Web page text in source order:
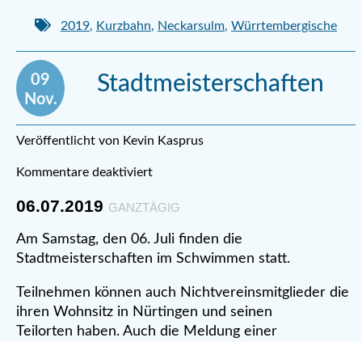
2019, Kurzbahn, Neckarsulm, Würrtembergische
09
Nov.
Stadtmeisterschaften
Veröffentlicht von Kevin Kasprus
Kommentare deaktiviert
06.07.2019 GANZTÄGIG
Am Samstag, den 06. Juli finden die
Stadtmeisterschaften im Schwimmen statt.
Teilnehmen können auch Nichtvereinsmitglieder die
ihren Wohnsitz in Nürtingen und seinen
Teilorten haben. Auch die Meldung einer